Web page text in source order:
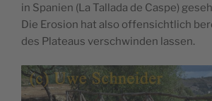
in Spanien (La Tallada de Caspe)
Die Erosion hat also offensichtlich
des Plateaus verschwinden lassen.